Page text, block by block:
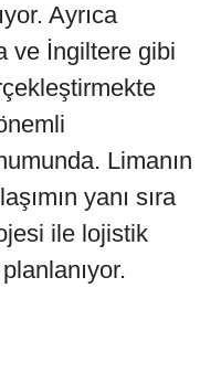
Ayrıca
ve İngiltere gibi
Limanın
yanı sıra
ile lojistik